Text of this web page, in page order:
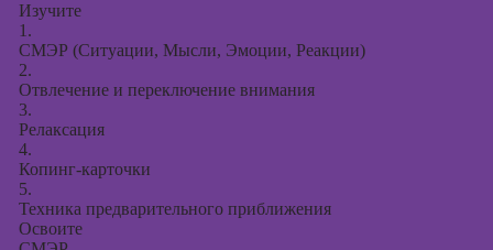
Изучите
1.
СМЭР (Ситуации, Мысли, Эмоции, Реакции)
2.
Отвлечение и переключение внимания
3.
Релаксация
4.
Копинг-карточки
5.
Техника предварительного приближения
Освоите